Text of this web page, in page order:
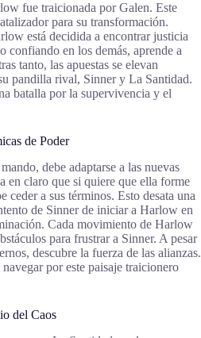
fue traicionada por Galen. Este
para su transformación.
está decidida a encontrar justicia
confiando en los demás, aprende a
tanto, las apuestas se elevan
pandilla rival, Sinner y La Santidad.
batalla por la supervivencia y el
de Poder
debe adaptarse a las nuevas
en claro que si quiere que ella forme
ceder a sus términos. Esto desata una
de Sinner de iniciar a Harlow en
Cada movimiento de Harlow
para frustrar a Sinner. A pesar
descubre la fuerza de las alianzas.
por este paisaje traicionero
del Caos